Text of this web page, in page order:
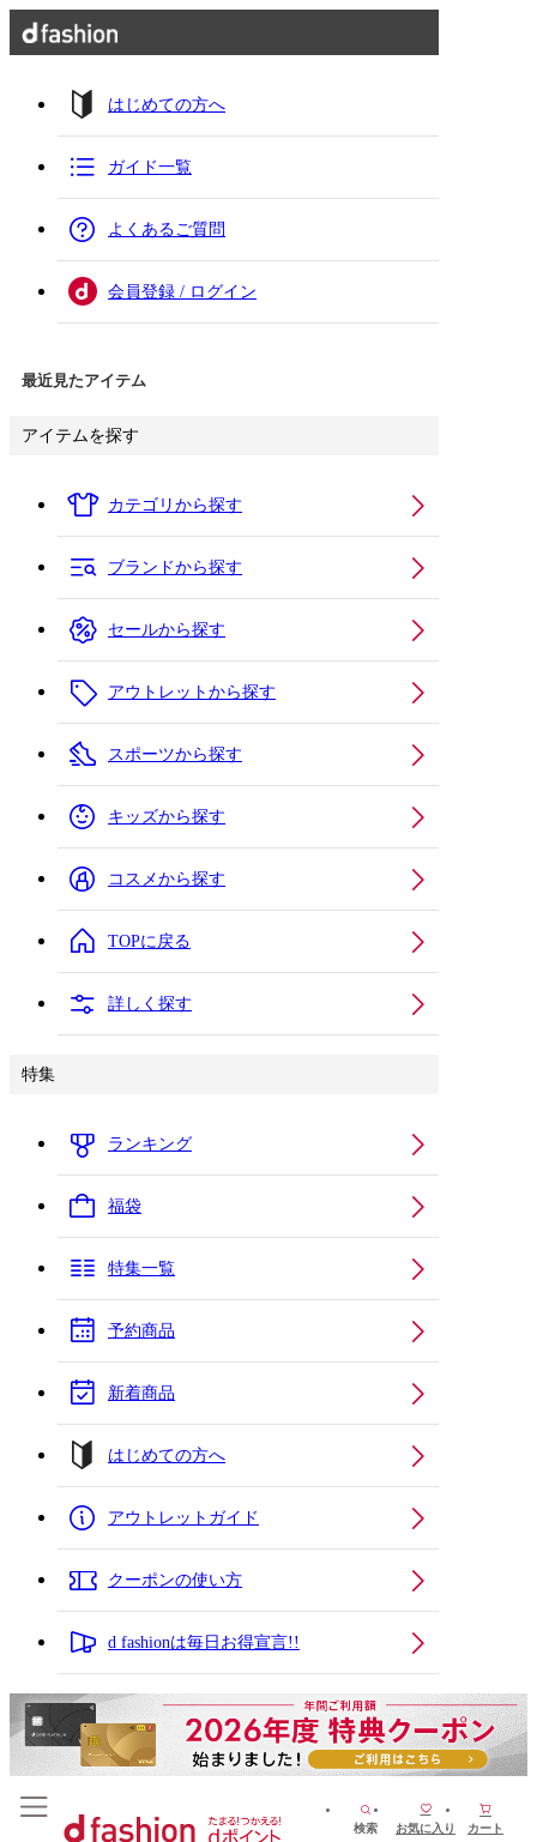
はじめての方へ
ガイド一覧
よくあるご質問
会員登録 / ログイン
最近見たアイテム
アイテムを探す
カテゴリから探す
ブランドから探す
セールから探す
アウトレットから探す
スポーツから探す
キッズから探す
コスメから探す
TOPに戻る
詳しく探す
特集
ランキング
福袋
特集一覧
予約商品
新着商品
はじめての方へ
アウトレットガイド
クーポンの使い方
d fashionは毎日お得宣言!!
検索 お気に入り カート